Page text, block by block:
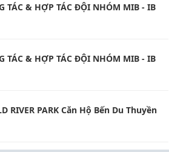
TÁC & HỢP TÁC ĐỘI NHÓM MIB - IB
TÁC & HỢP TÁC ĐỘI NHÓM MIB - IB
RIVER PARK Căn Hộ Bến Du Thuyền